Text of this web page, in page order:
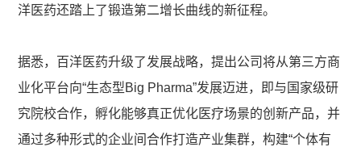
洋医药还踏上了锻造第二增长曲线的新征程。
据悉，百洋医药升级了发展战略，提出公司将从第三方商
业化平台向“生态型Big Pharma”发展迈进，即与国家级研
究院校合作，孵化能够真正优化医疗场景的创新产品，并
通过多种形式的企业间合作打造产业集群，构建“个体有